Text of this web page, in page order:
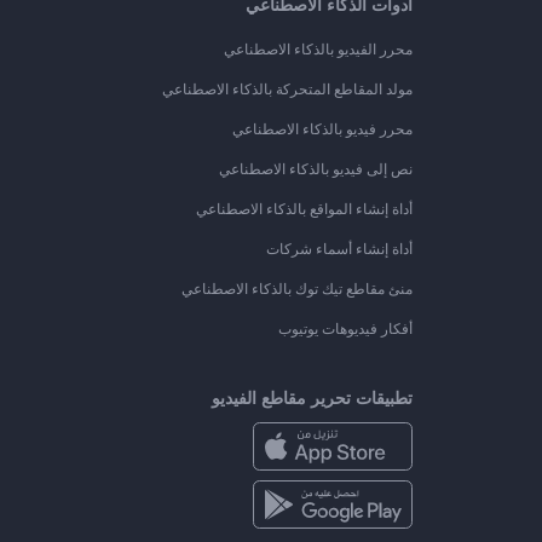
أدوات الذكاء الاصطناعي
محرر الفيديو بالذكاء الاصطناعي
مولد المقاطع المتحركة بالذكاء الاصطناعي
محرر فيديو بالذكاء الاصطناعي
نص إلى فيديو بالذكاء الاصطناعي
أداة إنشاء المواقع بالذكاء الاصطناعي
أداة إنشاء أسماء شركات
منئ مقاطع تيك توك بالذكاء الاصطناعي
أفكار فيديوهات يوتيوب
تطبيقات تحرير مقاطع الفيديو